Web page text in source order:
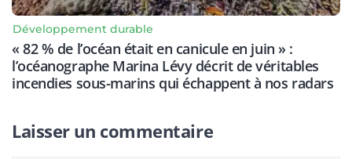
Développement durable
« 82 % de l’océan était en canicule en juin » :
l’océanographe Marina Lévy décrit de véritables
incendies sous-marins qui échappent à nos radars
Laisser un commentaire